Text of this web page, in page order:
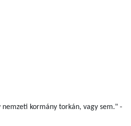
kormány torkán, vagy sem." -